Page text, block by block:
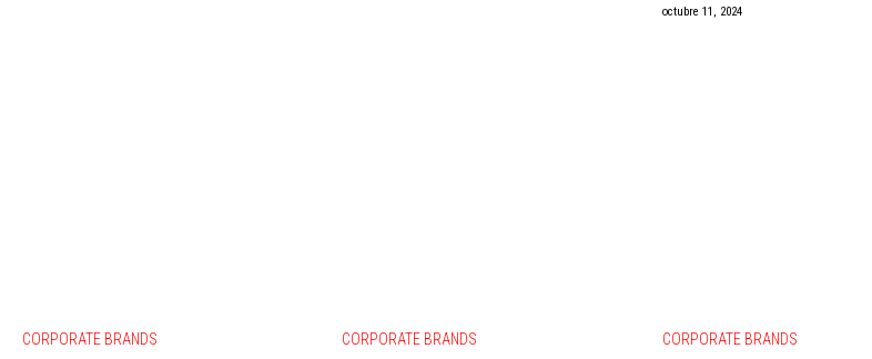
octubre 11, 2024
CORPORATE BRANDS CORPORATE BRANDS CORPORATE BRANDS